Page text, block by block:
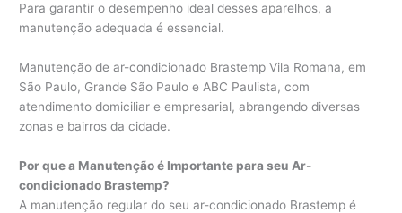
Para garantir o desempenho ideal desses aparelhos, a
manutenção adequada é essencial.
Manutenção de ar-condicionado Brastemp Vila Romana, em
São Paulo, Grande São Paulo e ABC Paulista, com
atendimento domiciliar e empresarial, abrangendo diversas
zonas e bairros da cidade.
Por que a Manutenção é Importante para seu Ar-
condicionado Brastemp?
A manutenção regular do seu ar-condicionado Brastemp é